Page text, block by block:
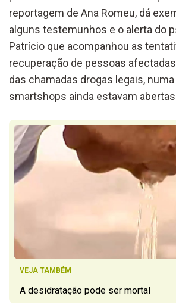
reportagem de Ana Romeu, dá
alguns testemunhos e o alerta do
Patrício que acompanhou as
recuperação de pessoas
das chamadas drogas legais,
smartshops ainda estavam
VEJA TAMBÉM
A desidratação pode ser mortal